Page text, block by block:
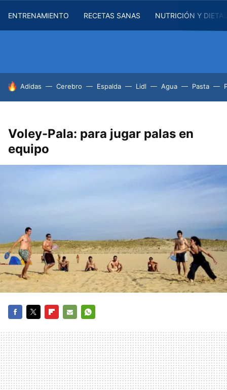
ENTRENAMIENTO RECETAS SANAS NUTRICIÓN Y
HOY SE HABLA DE
Adidas Cerebro Espalda Lidl Agua Pasta
Voley-Pala: para jugar palas en
equipo
MAIL